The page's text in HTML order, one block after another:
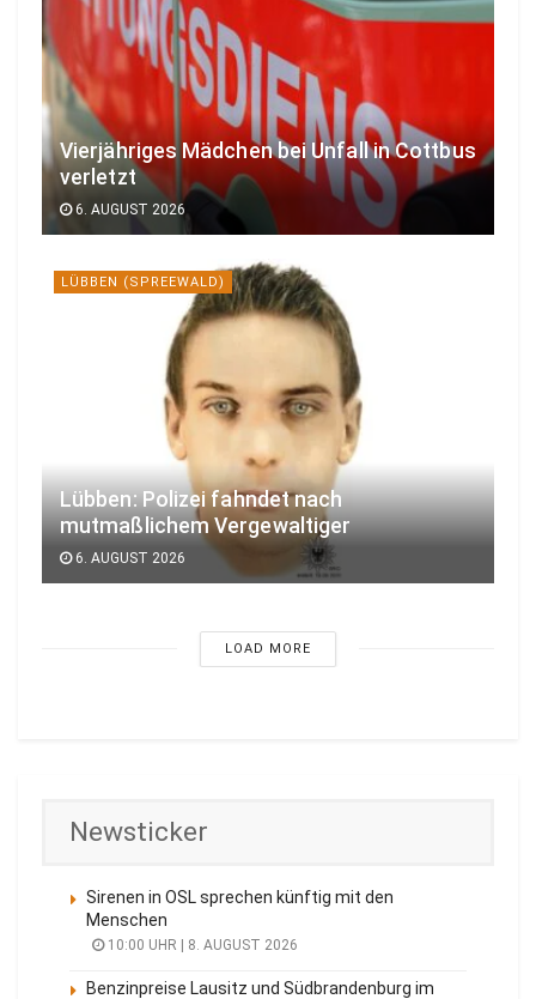
Vierjähriges Mädchen bei Unfall in Cottbus
verletzt
6. AUGUST 2026
LÜBBEN (SPREEWALD)
Lübben: Polizei fahndet nach
mutmaßlichem Vergewaltiger
6. AUGUST 2026
LOAD MORE
Newsticker
Sirenen in OSL sprechen künftig mit den
Menschen
10:00 UHR | 8. AUGUST 2026
Benzinpreise Lausitz und Südbrandenburg im